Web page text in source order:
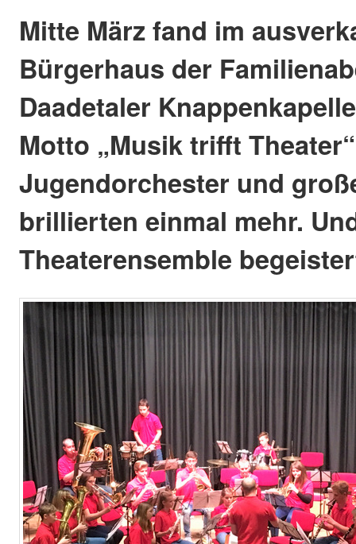
Mitte März fand im
Bürgerhaus der
Daadetaler
Motto „Musik trifft
Jugendorchester und
brillierten einmal mehr.
Theaterensemble